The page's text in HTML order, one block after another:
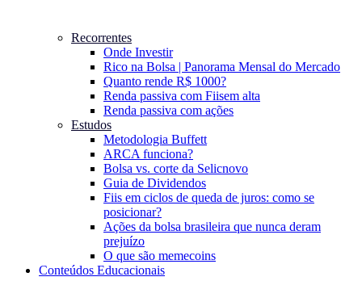
Recorrentes
Onde Investir
Rico na Bolsa | Panorama Mensal do Mercado
Quanto rende R$ 1000?
Renda passiva com Fiisem alta
Renda passiva com ações
Estudos
Metodologia Buffett
ARCA funciona?
Bolsa vs. corte da Selicnovo
Guia de Dividendos
Fiis em ciclos de queda de juros: como se
posicionar?
Ações da bolsa brasileira que nunca deram
prejuízo
O que são memecoins
Conteúdos Educacionais